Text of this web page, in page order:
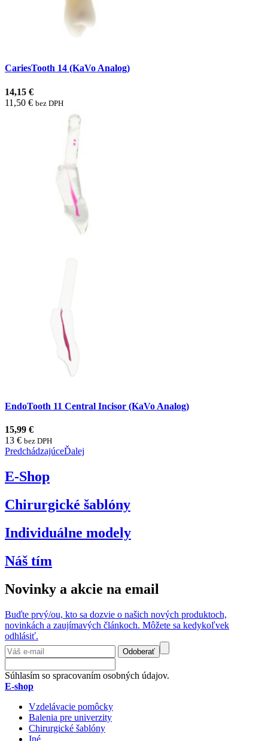
CariesTooth 14 (KaVo Analog)
14,15 €
11,50 € bez DPH
EndoTooth 11 Central Incisor (KaVo Analog)
15,99 €
13 € bez DPH
PredchádzajúceĎalej
E-Shop
Chirurgické šablóny
Individuálne modely
Náš tím
Novinky a akcie na email
Buďte prvý/ou, kto sa dozvie o našich nových produktoch,
novinkách a zaujímavých článkoch. Môžete sa kedykoľvek
odhlásiť.
Odoberať
Súhlasím so spracovaním osobných údajov.
E-shop
Vzdelávacie pomôcky
Balenia pre univerzity
Chirurgické šablóny
Iné